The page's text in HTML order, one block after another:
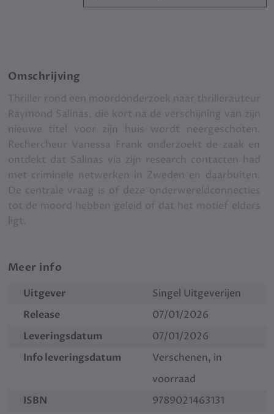
Omschrijving
Thriller rond een moordonderzoek naar thrillerauteur
Raymond Salinas, die kort na de verschijning van zijn
nieuwe titel voor zijn huis wordt neergeschoten.
Rechercheur Vanessa Frank onderzoekt de zaak en
ontdekt dat Salinas via zijn research contacten had
met criminele netwerken in Zweden en daarbuiten.
De centrale vraag is of deze onderwereldconnecties
tot de moord hebben geleid of dat het motief elders
ligt.
Meer info
Uitgever
Singel Uitgeverijen
Release
07/01/2026
Leveringsdatum
07/01/2026
Info leveringsdatum
Verschenen, in
voorraad
ISBN
9789021463131